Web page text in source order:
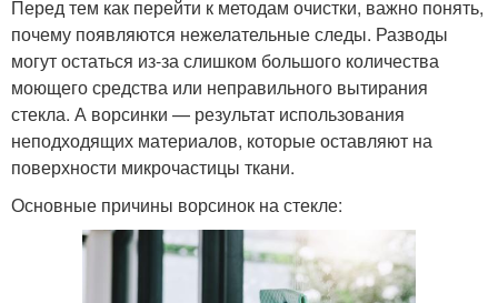
Перед тем как перейти к методам очистки, важно понять,
почему появляются нежелательные следы. Разводы
могут остаться из-за слишком большого количества
моющего средства или неправильного вытирания
стекла. А ворсинки — результат использования
неподходящих материалов, которые оставляют на
поверхности микрочастицы ткани.
Основные причины ворсинок на стекле: